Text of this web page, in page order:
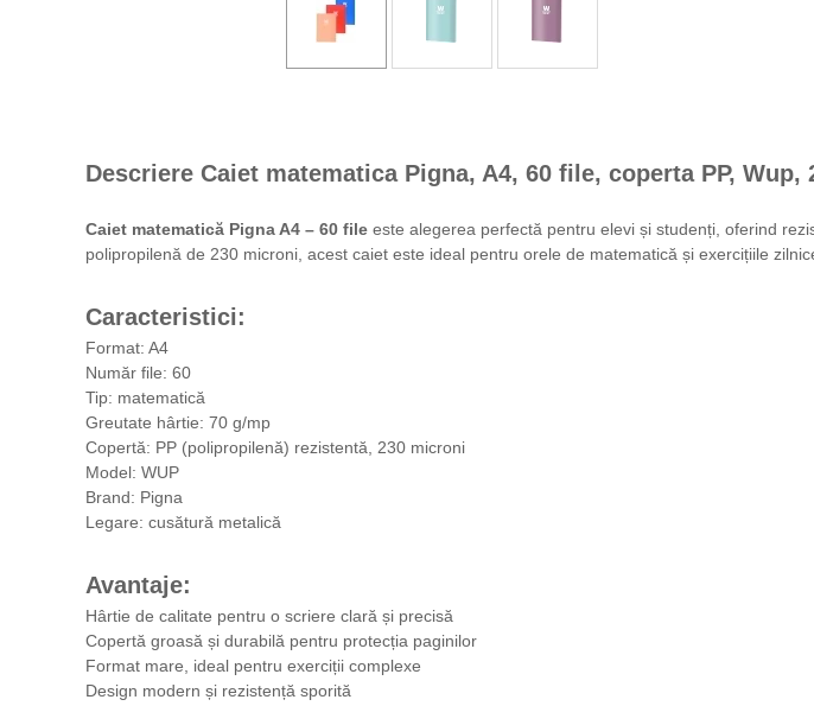
Descriere Caiet matematica Pigna, A4, 60 file, coperta PP,
Caiet matematică Pigna A4 – 60 file este alegerea perfectă pentru elevi și studenți, oferind
polipropilenă de 230 microni, acest caiet este ideal pentru orele de matematică și exercițiile
Caracteristici:
Format: A4
Număr file: 60
Tip: matematică
Greutate hârtie: 70 g/mp
Copertă: PP (polipropilenă) rezistentă, 230 microni
Model: WUP
Brand: Pigna
Legare: cusătură metalică
Avantaje:
Hârtie de calitate pentru o scriere clară și precisă
Copertă groasă și durabilă pentru protecția paginilor
Format mare, ideal pentru exerciții complexe
Design modern și rezistență sporită